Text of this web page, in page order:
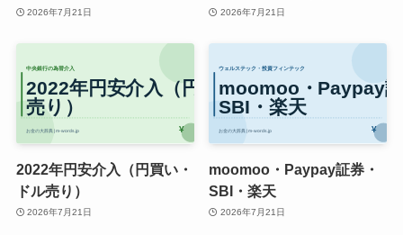
2026年7月21日 2026年7月21日
2022年円安介入（円買い・
ドル売り）
2026年7月21日
moomoo・Paypay証券・
SBI・楽天
2026年7月21日